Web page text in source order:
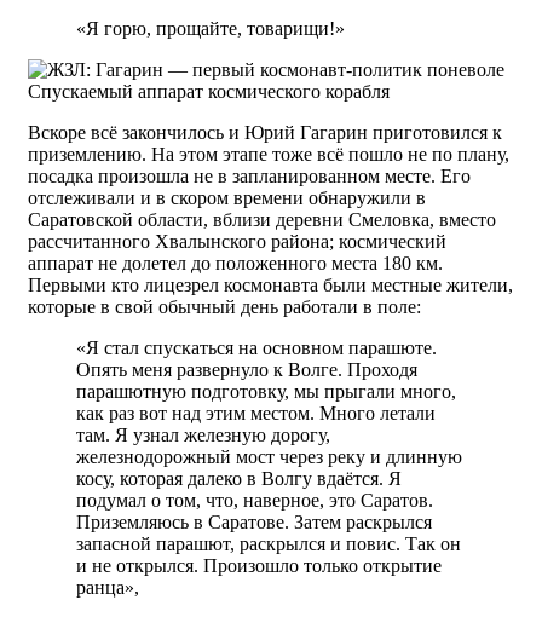
«Я горю, прощайте, товарищи!»
Спускаемый аппарат космического корабля
Вскоре всё закончилось и Юрий Гагарин приготовился к
приземлению. На этом этапе тоже всё пошло не по плану,
посадка произошла не в запланированном месте. Его
отслеживали и в скором времени обнаружили в
Саратовской области, вблизи деревни Смеловка, вместо
рассчитанного Хвалынского района; космический
аппарат не долетел до положенного места 180 км.
Первыми кто лицезрел космонавта были местные жители,
которые в свой обычный день работали в поле:
«Я стал спускаться на основном парашюте.
Опять меня развернуло к Волге. Проходя
парашютную подготовку, мы прыгали много,
как раз вот над этим местом. Много летали
там. Я узнал железную дорогу,
железнодорожный мост через реку и длинную
косу, которая далеко в Волгу вдаётся. Я
подумал о том, что, наверное, это Саратов.
Приземляюсь в Саратове. Затем раскрылся
запасной парашют, раскрылся и повис. Так он
и не открылся. Произошло только открытие
ранца»,